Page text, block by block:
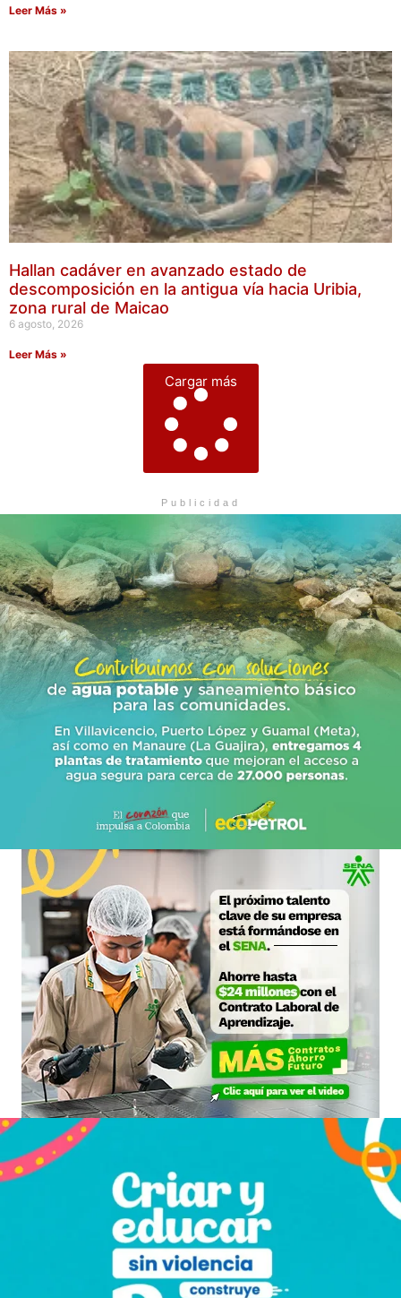
Leer Más »
Hallan cadáver en avanzado estado de
descomposición en la antigua vía hacia Uribia,
zona rural de Maicao
6 agosto, 2026
Leer Más »
Cargar más
Publicidad